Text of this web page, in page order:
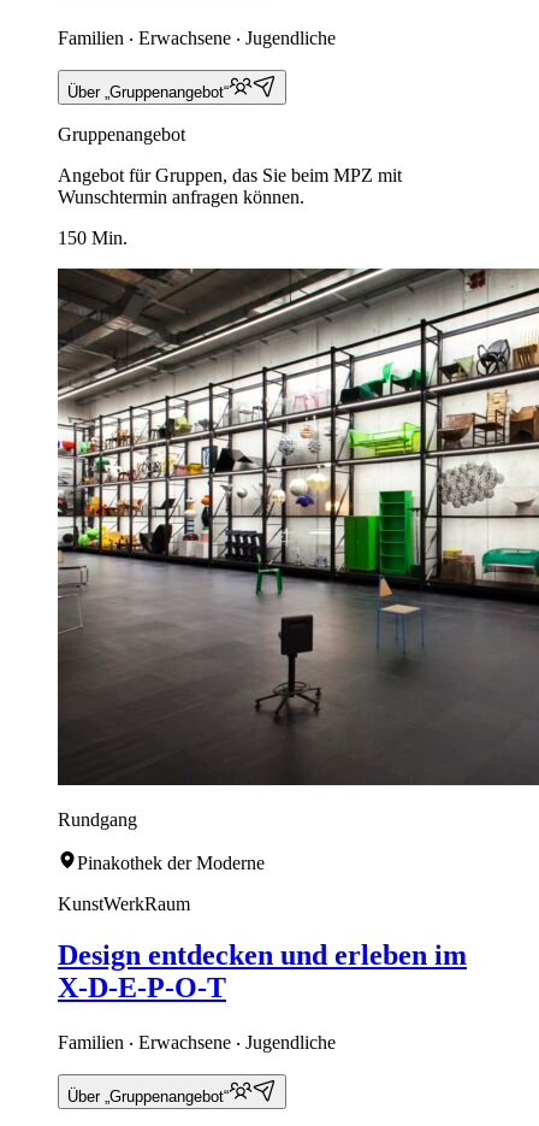
Familien ‧ Erwachsene ‧ Jugendliche
Über „Gruppenangebot“
Gruppenangebot
Angebot für Gruppen, das Sie beim MPZ mit
Wunschtermin anfragen können.
150 Min.
Rundgang
Pinakothek der Moderne
KunstWerkRaum
Design entdecken und erleben im
X-D-E-P-O-T
Familien ‧ Erwachsene ‧ Jugendliche
Über „Gruppenangebot“